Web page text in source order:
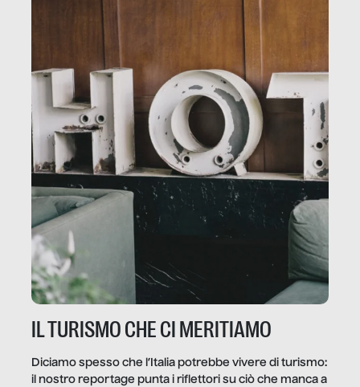
IL TURISMO CHE CI MERITIAMO
Diciamo spesso che l’Italia potrebbe vivere di turismo:
il nostro reportage punta i riflettori su ciò che manca a